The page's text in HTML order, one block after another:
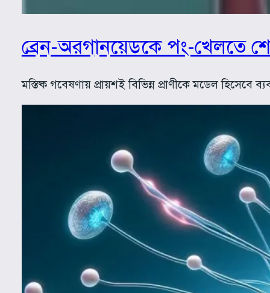
ব্রেন-অরগানয়েডকে পং-খেলতে
মস্তিষ্ক গবেষণায় প্রায়শই বিভিন্ন প্রাণীকে মডেল